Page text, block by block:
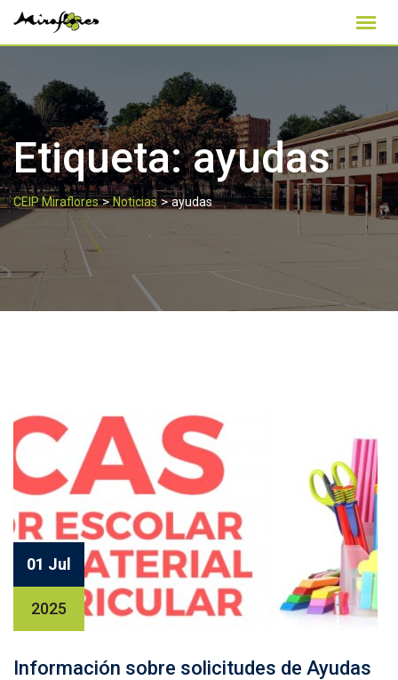
Skip
Etiqueta:ayudas
CEIP Miraflores>Noticias>ayudas
01 Jul
2025
Información sobre solicitudes de Ayudas